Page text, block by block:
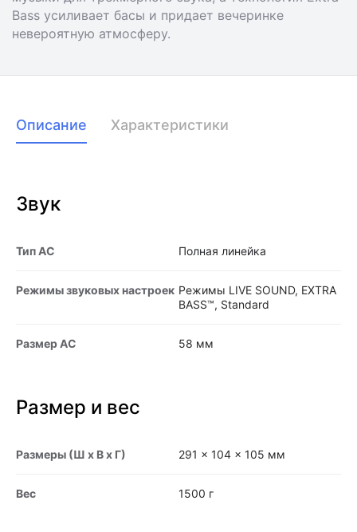
Bass усиливает басы и придает вечеринке
невероятную атмосферу.
Описание Характеристики
Звук
Тип АС Полная линейка
Режимы звуковых настроек Режимы LIVE SOUND, EXTRA
BASS™, Standard
Размер АС 58 мм
Размер и вес
Размеры (Ш x В x Г) 291 x 104 x 105 мм
Вес 1500 г